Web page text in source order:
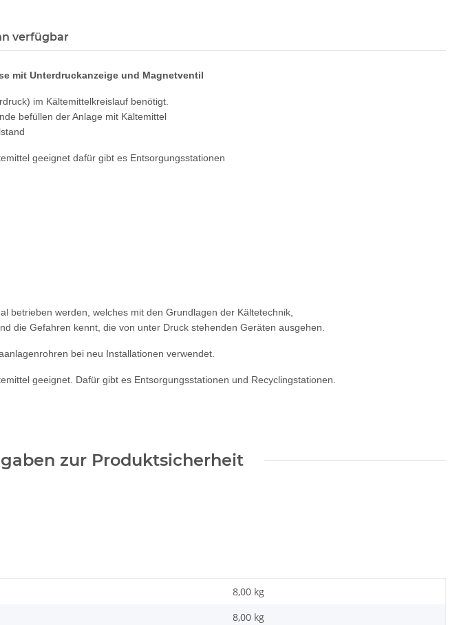
verfügbar
mit Unterdruckanzeige und Magnetventil
im Kältemittelkreislauf benötigt.
befüllen der Anlage mit Kältemittel
geeignet dafür gibt es Entsorgungsstationen
betrieben werden, welches mit den Grundlagen der Kältetechnik,
die Gefahren kennt, die von unter Druck stehenden Geräten ausgehen.
bei neu Installationen verwendet.
geeignet. Dafür gibt es Entsorgungsstationen und Recyclingstationen.
zur Produktsicherheit
8,00 kg
8,00 kg